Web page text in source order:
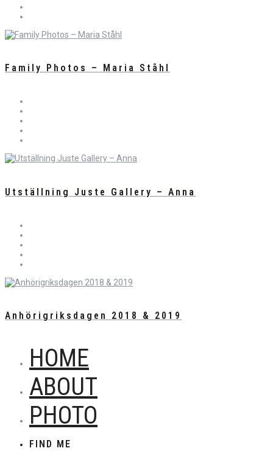
Family Photos – Maria Ståhl
Utställning Juste Gallery – Anna
Anhörigriksdagen 2018 & 2019
HOME
ABOUT
PHOTO
FIND ME